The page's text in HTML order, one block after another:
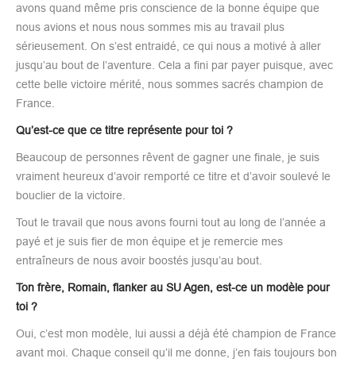
avons quand même pris conscience de la bonne équipe que
nous avions et nous nous sommes mis au travail plus
sérieusement. On s’est entraidé, ce qui nous a motivé à aller
jusqu’au bout de l’aventure. Cela a fini par payer puisque, avec
cette belle victoire mérité, nous sommes sacrés champion de
France.
Qu’est-ce que ce titre représente pour toi ?
Beaucoup de personnes rêvent de gagner une finale, je suis
vraiment heureux d’avoir remporté ce titre et d’avoir soulevé le
bouclier de la victoire.
Tout le travail que nous avons fourni tout au long de l’année a
payé et je suis fier de mon équipe et je remercie mes
entraîneurs de nous avoir boostés jusqu’au bout.
Ton frère, Romain, flanker au SU Agen, est-ce un modèle pour
toi ?
Oui, c’est mon modèle, lui aussi a déjà été champion de France
avant moi. Chaque conseil qu’il me donne, j’en fais toujours bon